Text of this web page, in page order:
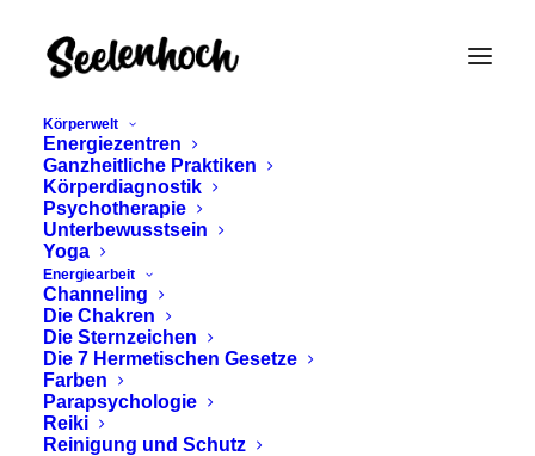
Körperwelt
Energiezentren
Ganzheitliche Praktiken
Körperdiagnostik
Psychotherapie
Unterbewusstsein
Yoga
Energiearbeit
Channeling
Die Chakren
Die Sternzeichen
Die 7 Hermetischen Gesetze
Farben
Parapsychologie
Reiki
Reinigung und Schutz
Sternzeichen